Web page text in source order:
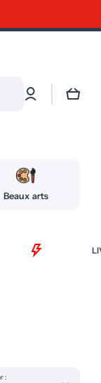
ConnexionPanier
Beaux arts
: